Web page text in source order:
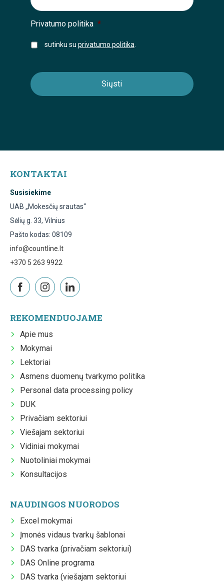
Privatumo politika *
sutinku su privatumo politika
KONTAKTAI
Susisiekime
UAB „Mokesčių srautas“
Sėlių g. 33, Vilnius
Pašto kodas: 08109
info@countline.lt
+370 5 263 9922
REKOMENDUOJAME
Apie mus
Mokymai
Lektoriai
Asmens duomenų tvarkymo politika
Personal data processing policy
DUK
Privačiam sektoriui
Viešajam sektoriui
Vidiniai mokymai
Nuotoliniai mokymai
Konsultacijos
NAUDINGOS NUORODOS
Excel mokymai
Įmonės vidaus tvarkų šablonai
DAS tvarka (privačiam sektoriui)
DAS Online programa
DAS tvarka (viešajam sektoriui